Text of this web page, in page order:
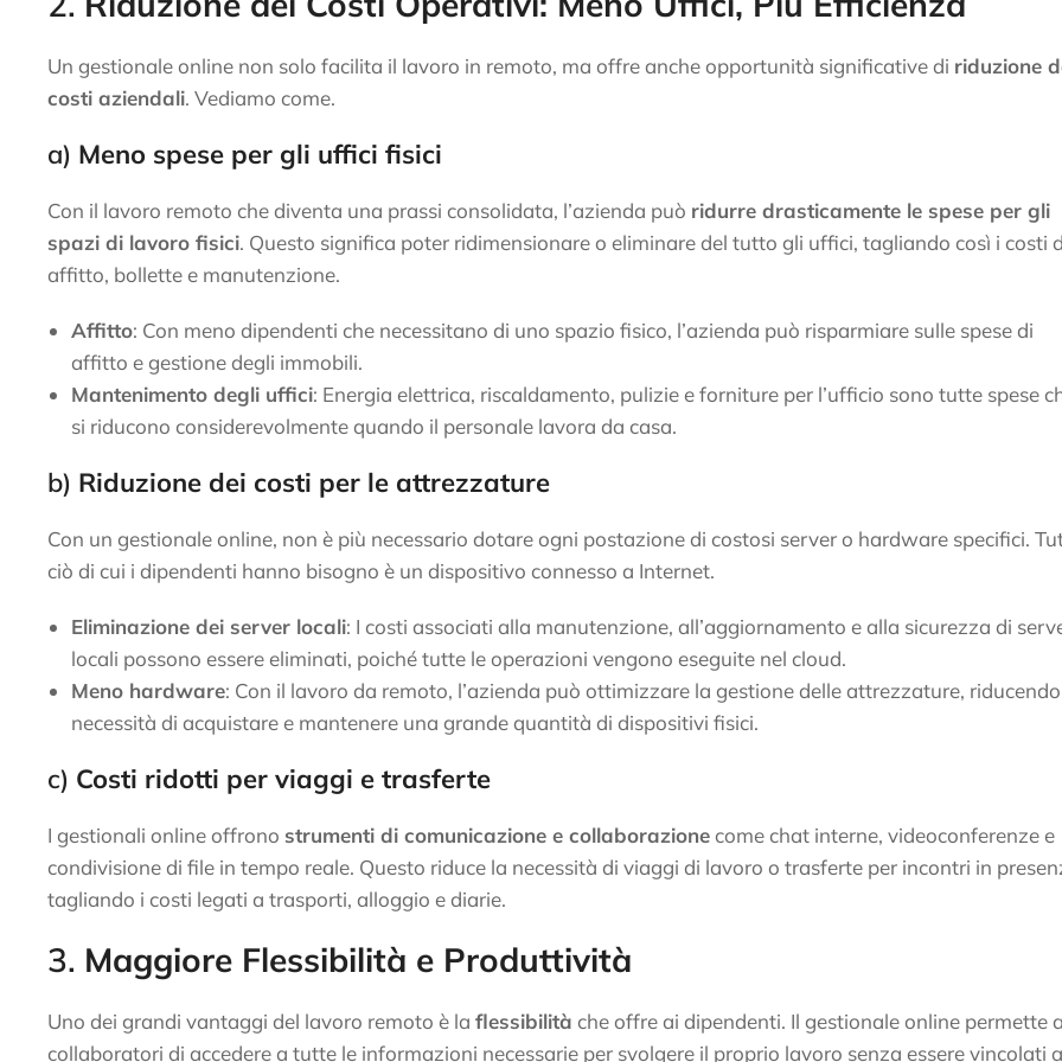
Un gestionale online non solo facilita il lavoro in remoto, ma offre anche opportunità significative di riduzione
costi aziendali. Vediamo come.
a) Meno spese per gli uffici fisici
Con il lavoro remoto che diventa una prassi consolidata, l’azienda può ridurre drasticamente le spese per gli
spazi di lavoro fisici. Questo significa poter ridimensionare o eliminare del tutto gli uffici, tagliando così i costi
affitto, bollette e manutenzione.
Affitto: Con meno dipendenti che necessitano di uno spazio fisico, l’azienda può risparmiare sulle spese di
affitto e gestione degli immobili.
Mantenimento degli uffici: Energia elettrica, riscaldamento, pulizie e forniture per l’ufficio sono tutte spese
si riducono considerevolmente quando il personale lavora da casa.
b) Riduzione dei costi per le attrezzature
Con un gestionale online, non è più necessario dotare ogni postazione di costosi server o hardware specifici.
ciò di cui i dipendenti hanno bisogno è un dispositivo connesso a Internet.
Eliminazione dei server locali: I costi associati alla manutenzione, all’aggiornamento e alla sicurezza di
locali possono essere eliminati, poiché tutte le operazioni vengono eseguite nel cloud.
Meno hardware: Con il lavoro da remoto, l’azienda può ottimizzare la gestione delle attrezzature,
necessità di acquistare e mantenere una grande quantità di dispositivi fisici.
c) Costi ridotti per viaggi e trasferte
I gestionali online offrono strumenti di comunicazione e collaborazionecome chat interne, videoconferenze e
condivisione di file in tempo reale. Questo riduce la necessità di viaggi di lavoro o trasferte per incontri in
tagliando i costi legati a trasporti, alloggio e diarie.
3. Maggiore Flessibilità e Produttività
Uno dei grandi vantaggi del lavoro remoto è la flessibilità che offre ai dipendenti. Il gestionale online permette
collaboratori di accedere a tutte le informazioni necessarie per svolgere il proprio lavoro senza essere vincolati a